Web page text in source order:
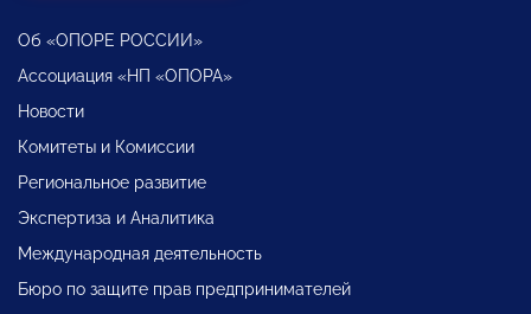
Об «ОПОРЕ РОССИИ»
Ассоциация «НП «ОПОРА»
Новости
Комитеты и Комиссии
Региональное развитие
Экспертиза и Аналитика
Международная деятельность
Бюро по защите прав предпринимателей